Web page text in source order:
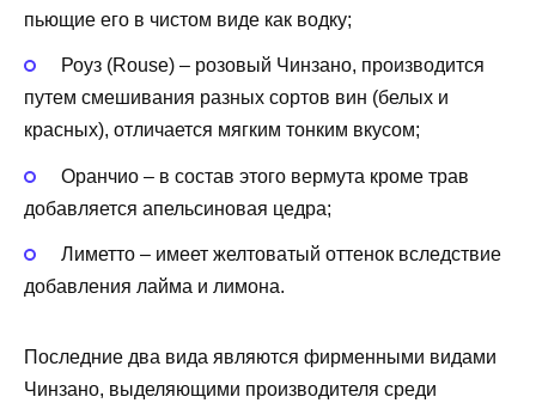
пьющие его в чистом виде как водку;
Роуз (Rouse) – розовый Чинзано, производится
путем смешивания разных сортов вин (белых и
красных), отличается мягким тонким вкусом;
Оранчио – в состав этого вермута кроме трав
добавляется апельсиновая цедра;
Лиметто – имеет желтоватый оттенок вследствие
добавления лайма и лимона.
Последние два вида являются фирменными видами
Чинзано, выделяющими производителя среди